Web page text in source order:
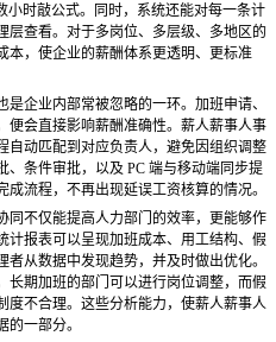
小时敲公式。同时，系统还能对每一条计
层查看。对于多岗位、多层级、多地区的
本，使企业的薪酬体系更透明、更标准
企业内部常被忽略的一环。加班申请、
便会直接影响薪酬准确性。薪人薪事人事
自动匹配到对应负责人，避免因组织调整
、条件审批，以及 PC 端与移动端同步提
流程，不再出现延误工资核算的情况。
同不仅能提高人力部门的效率，更能够作
计报表可以呈现加班成本、用工结构、假
从数据中发现趋势，并及时做出优化。
长期加班的部门可以进行岗位调整，而假
度不合理。这些分析能力，使薪人薪事人
一部分。